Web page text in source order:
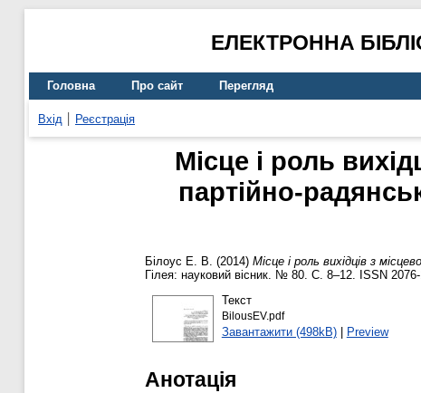
ЕЛЕКТРОННА
Головна Про сайт Перегляд
Вхід Реєстрація
Місце і роль
партійно-
Білоус Е. В. (2014) Місце і роль вихідців з
Гілея: науковий вісник. № 80. С. 8–12. ISSN
Текст
BilousEV.pdf
Завантажити (498kB)| Preview
Анотація